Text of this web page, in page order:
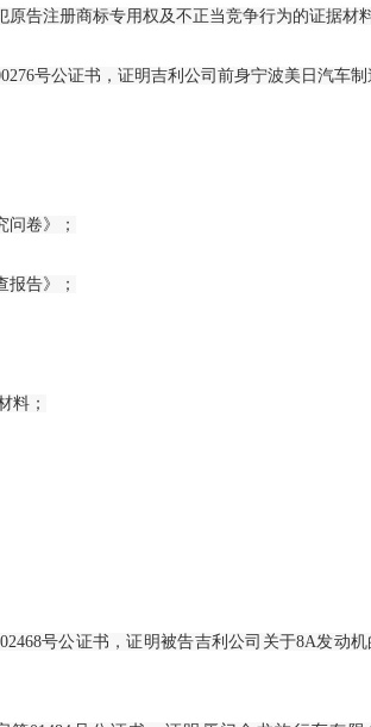
关于为
注册商标专用权及不正当竞争行为的证据材
号公证书，证明吉利公司前身宁波美日汽车制
卷》；
告》；
料；
号公证书，证明被告吉利公司关于8A发动机